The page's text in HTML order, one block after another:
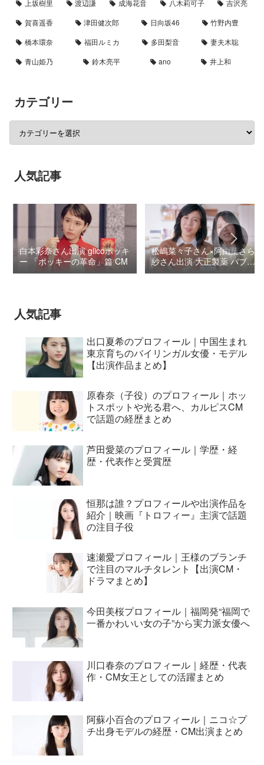
上坂樹里
渡辺謙 成海花音 八木莉可子
吉沢亮
賀喜遥香
津田健次郎 日向坂46
竹野内豊
橋本環奈
福田ルミカ 多田梨音
妻夫木聡
青山姫乃
鈴木亮平 ano 井上和
カテゴリー
人気記事
白本彩奈さん出演 glicoポッキ
ー 「ポッキーの革命」篇 CM
松嶋菜々子さん×阿由葉さら
紗さん出演 大正製薬 パブロ
ンSゴールドW『いましよう
人気記事
出口夏希のプロフィール｜中国生まれ
東京育ちのバイリンガル女優・モデル
【出演作品まとめ】
原春奈（子役）のプロフィール｜ホッ
トスポットや光る君へ、カルピスCM
で話題の経歴まとめ
芦田愛菜のプロフィール｜学歴・経
歴・代表作と受賞歴
恒那は誰？プロフィールや出演作品を
紹介｜映画『トロフィー』主演で話題
の注目子役
速瀬愛プロフィール｜王様のブランチ
で注目のマルチタレント【出演CM・
ドラマまとめ】
今田美桜プロフィール｜福岡発“福岡で
一番かわいい女の子”から実力派女優へ
川口春奈のプロフィール｜経歴・代表
作・CM女王としての活躍まとめ
阿蘇小百合のプロフィール｜ニコ☆プ
チ出身モデルの経歴・CM出演まとめ